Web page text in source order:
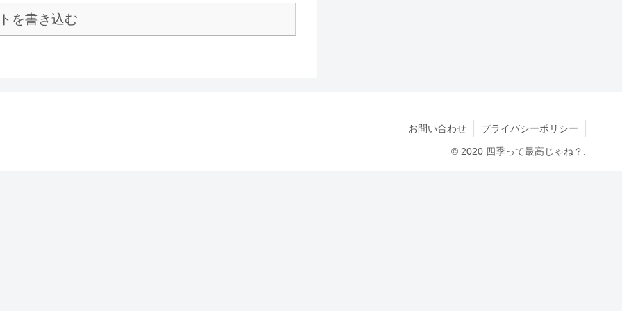
を書き込む
お問い合わせ プライバシーポリシー
© 2020 四季って最高じゃね？.